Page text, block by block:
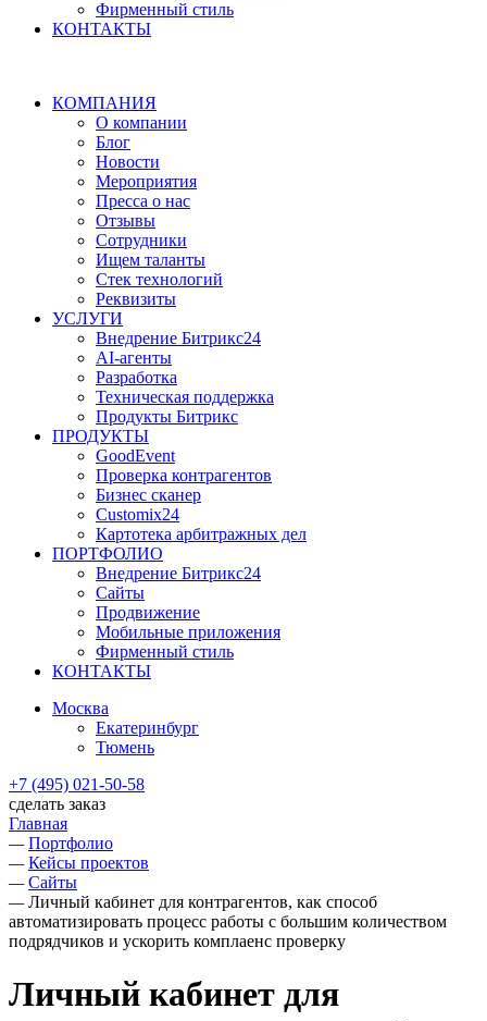
Фирменный стиль
КОНТАКТЫ
КОМПАНИЯ
О компании
Блог
Новости
Мероприятия
Пресса о нас
Отзывы
Сотрудники
Ищем таланты
Стек технологий
Реквизиты
УСЛУГИ
Внедрение Битрикс24
AI-агенты
Разработка
Техническая поддержка
Продукты Битрикс
ПРОДУКТЫ
GoodEvent
Проверка контрагентов
Бизнес сканер
Customix24
Картотека арбитражных дел
ПОРТФОЛИО
Внедрение Битрикс24
Сайты
Продвижение
Мобильные приложения
Фирменный стиль
КОНТАКТЫ
Москва
Екатеринбург
Тюмень
+7 (495) 021-50-58
сделать заказ
Главная
— Портфолио
— Кейсы проектов
— Сайты
— Личный кабинет для контрагентов, как способ
автоматизировать процесс работы с большим количеством
подрядчиков и ускорить комплаенс проверку
Личный кабинет для